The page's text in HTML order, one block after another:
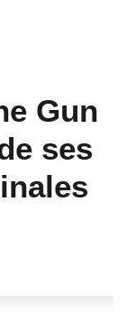
Gun
ses